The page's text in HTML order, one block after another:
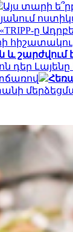
Այս տարի
«TRIPP-ը
և
դեր